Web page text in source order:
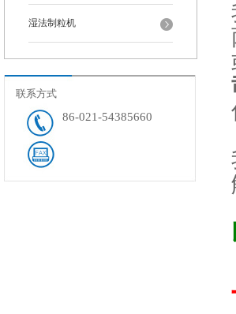
湿法制粒机
联系方式
86-021-54385660